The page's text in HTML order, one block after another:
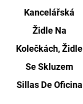
Kancelářská
Židle Na
Kolečkách, Židle
Se Skluzem
Sillas De Oficina